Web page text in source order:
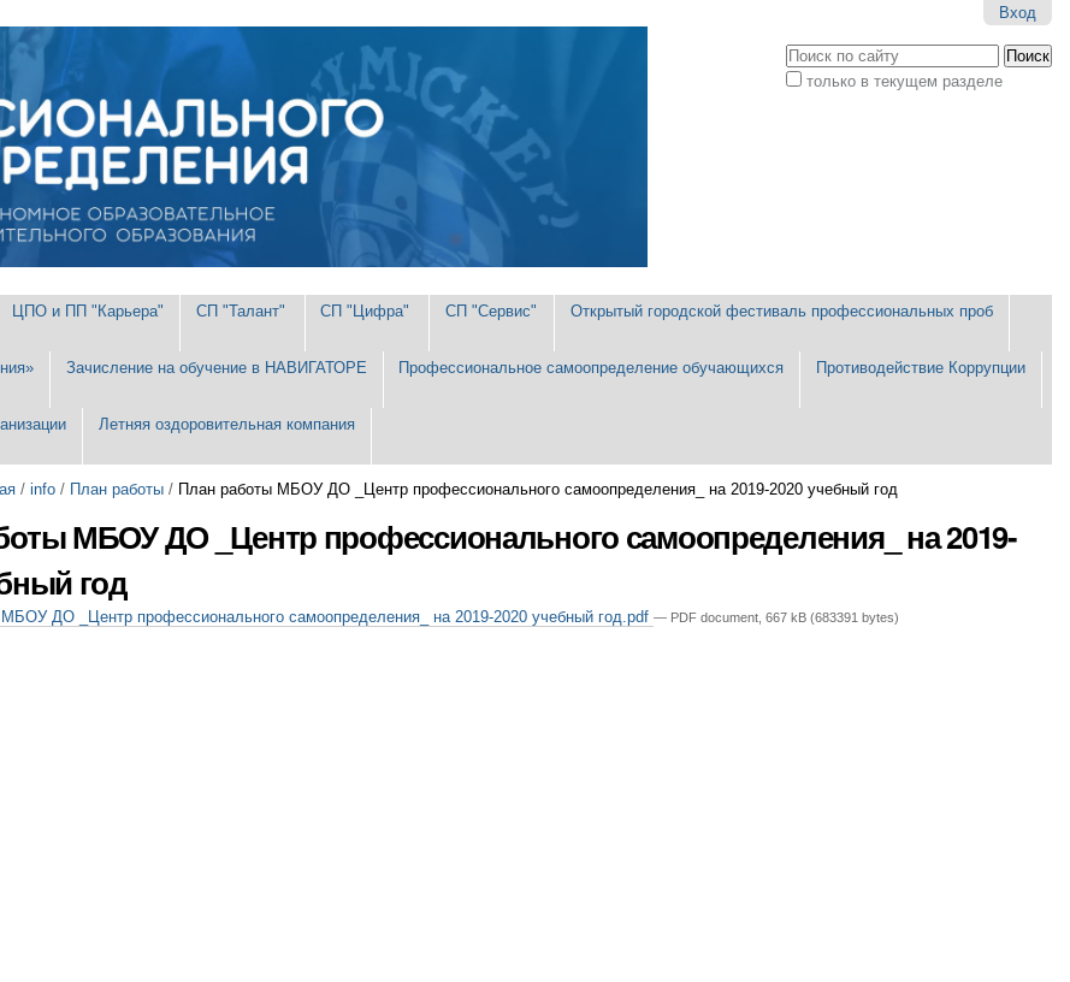
Вход
Поиск
только в текущем разделе
ЦПО и ПП "Карьера" СП "Талант" СП "Цифра" СП "Сервис" Открытый городской фестиваль профессиональных проб
Зачисление на обучение в НАВИГАТОРЕ Профессиональное самоопределение обучающихся Противодействие Коррупции
Летняя оздоровительная компания
/info / План работы / План работы МБОУ ДО _Центр профессионального самоопределения_ на 2019-2020 учебный год
МБОУ ДО _Центр профессионального самоопределения_ на 2019-
год
ДО _Центр профессионального самоопределения_ на 2019-2020 учебный год.pdf— PDF document, 667 kB (683391 bytes)